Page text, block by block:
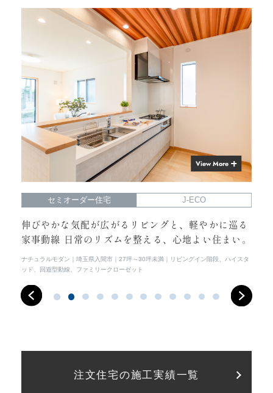
View More
セミオーダー住宅 J-ECO
伸びやかな気配が広がるリビングと、軽やかに巡る
家事動線 日常のリズムを整える、心地よい住まい。
ナチュラルモダン 埼玉県入間市 27坪～30坪未満
リビングイン階段、ハイスタ
ッド、回遊型動線、ファミリークローゼット
注文住宅の施工実績一覧